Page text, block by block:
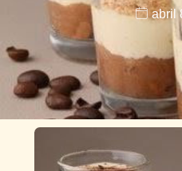
abril